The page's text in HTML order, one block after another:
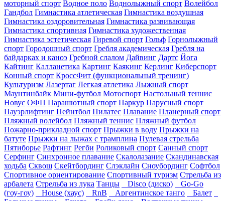
моторный спорт Водное поло Воднолыжный спорт Волейбол
Гандбол Гимнастика атлетическая Гимнастика воздушная
Гимнастика оздоровительная Гимнастика развивающая
Гимнастика спортивная Гимнастика художественная
Гимнастика эстетическая Гиревой спорт Гольф Горнолыжный
спорт Городошный спорт Гребля академическая Гребля на
байдарках и каноэ Гребной слалом Дайвинг Дартс Йога
Кайтинг Калланетика Картинг Каякинг Керлинг Киберспорт
Конный спорт КроссФит (функциональный тренинг)
Культуризм Лазертаг Легкая атлетика Лыжный спорт
Маунтинбайк Мини-футбол Мотоспорт Настольный теннис
Новус ОФП Парашютный спорт Паркур Парусный спорт
Пауэрлифтинг Пейнтбол Пилатес Плавание Планерный спорт
Пляжный волейбол Пляжный теннис Пляжный футбол
Пожарно-прикладной спорт Прыжки в воду Прыжки на
батуте Прыжки на лыжах с трамплина Пулевая стрельба
Пятиборье Рафтинг Регби Роликовый спорт Санный спорт
Серфинг Синхронное плавание Скалолазание Скандинавская
ходьба Сквош Скейтбординг Слэклайн Сноубординг Софтбол
Спортивное ориентирование Спортивный туризм Стрельба из
арбалета Стрельба из лука Танцы Disco (диско)
Go-Go
(гоу-гоу)
House (хаус) RnB Аргентинское танго
Балет